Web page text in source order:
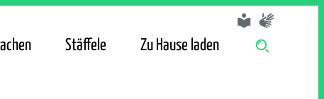
Stäffele Zu Hause laden